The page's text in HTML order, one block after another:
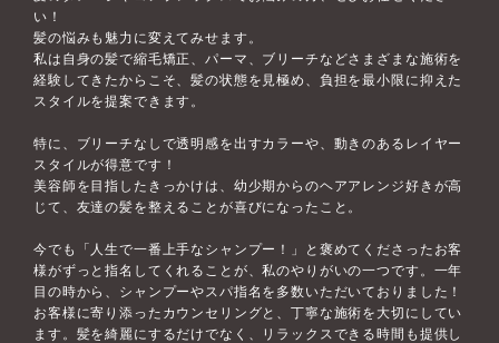
い！
髪の悩みも魅力に変えてみせます。
私は自身の髪で縮毛矯正、パーマ、ブリーチなどさまざまな施術を
経験してきたからこそ、髪の状態を見極め、負担を最小限に抑えた
スタイルを提案できます。
特に、ブリーチなしで透明感を出すカラーや、動きのあるレイヤー
スタイルが得意です！
美容師を目指したきっかけは、幼少期からのヘアアレンジ好きが高
じて、友達の髪を整えることが喜びになったこと。
今でも「人生で一番上手なシャンプー！」と褒めてくださったお客
様がずっと指名してくれることが、私のやりがいの一つです。一年
目の時から、シャンプーやスパ指名を多数いただいておりました！
お客様に寄り添ったカウンセリングと、丁寧な施術を大切にしてい
ます。髪を綺麗にするだけでなく、リラックスできる時間も提供し